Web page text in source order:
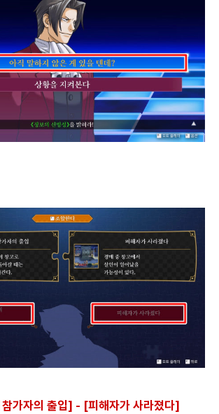
가자의 출입] - [피해자가 사라졌다]